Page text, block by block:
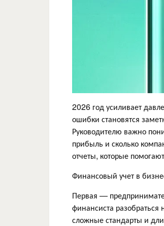
2026 год усиливает
ошибки становятся
Руководителю важно
прибыль и сколько
отчеты, которые
Финансовый учет в
Первая —
финансиста
сложные стандарты и